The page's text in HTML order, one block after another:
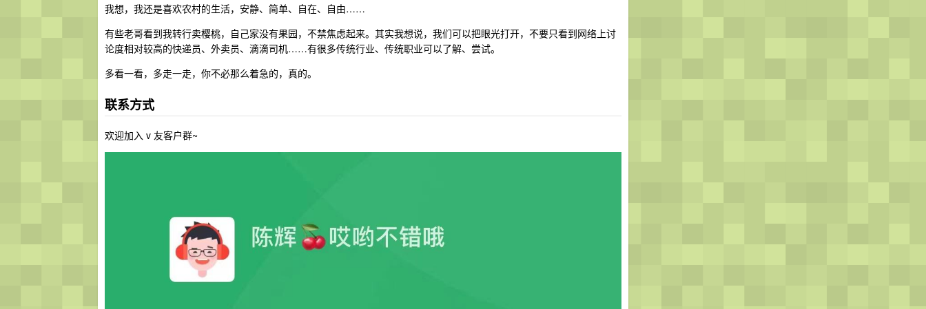
我想，我还是喜欢农村的生活，安静、简单、自在、自由……
有些老哥看到我转行卖樱桃，自己家没有果园，不禁焦虑起来。其实我想说，我们可以把眼光打开，不要只看到网络上讨
论度相对较高的快递员、外卖员、滴滴司机……有很多传统行业、传统职业可以了解、尝试。
多看一看，多走一走，你不必那么着急的，真的。
联系方式
欢迎加入 v 友客户群~